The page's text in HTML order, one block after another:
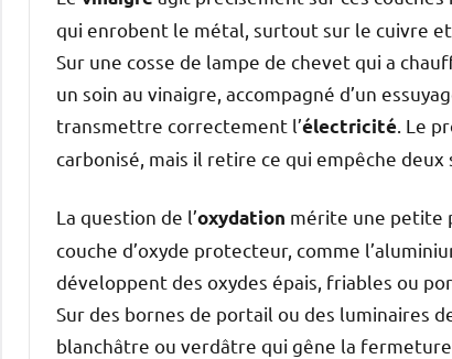
qui enrobent le métal, surtout sur le cuivre
Sur une cosse de lampe de chevet qui a
un soin au vinaigre, accompagné d’un
transmettre correctement l’électricité. Le
carbonisé, mais il retire ce qui empêche
La question de l’oxydation mérite une petite
couche d’oxyde protecteur, comme
développent des oxydes épais, friables ou
Sur des bornes de portail ou des luminaires
blanchâtre ou verdâtre qui gêne la